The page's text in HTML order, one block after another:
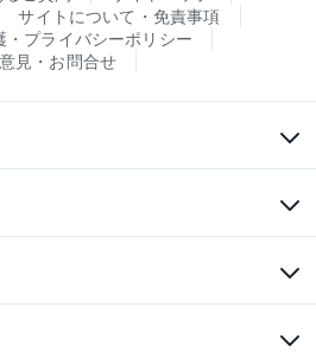
サイトについて・免責事項
・プライバシーポリシー
見・お問合せ